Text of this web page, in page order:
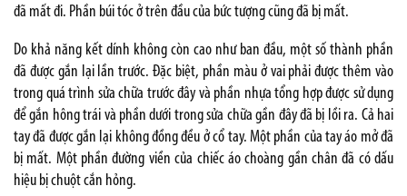
đã mất đi. Phần búi tóc ở trên đầu của bức tượng cũng đã bị mất.
Do khả năng kết dính không còn cao như ban đầu, một số thành phần
đã được gắn lại lần trước. Đặc biệt, phần màu ở vai phải được thêm vào
trong quá trình sửa chữa trước đây và phần nhựa tổng hợp được sử dụng
để gắn hông trái và phần dưới trong sửa chữa gần đây đã bị lồi ra. Cả hai
tay đã được gắn lại không đồng đều ở cổ tay. Một phần của tay áo mở đã
bị mất. Một phần đường viền của chiếc áo choàng gần chân đã có dấu
hiệu bị chuột cắn hỏng.